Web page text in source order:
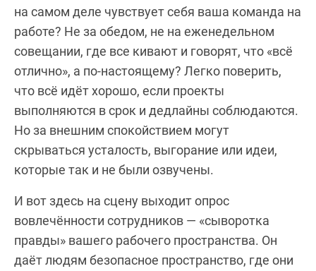
на самом деле чувствует себя ваша команда на
работе? Не за обедом, не на еженедельном
совещании, где все кивают и говорят, что «всё
отлично», а по-настоящему? Легко поверить,
что всё идёт хорошо, если проекты
выполняются в срок и дедлайны соблюдаются.
Но за внешним спокойствием могут
скрываться усталость, выгорание или идеи,
которые так и не были озвучены.
И вот здесь на сцену выходит опрос
вовлечённости сотрудников — «сыворотка
правды» вашего рабочего пространства. Он
даёт людям безопасное пространство, где они